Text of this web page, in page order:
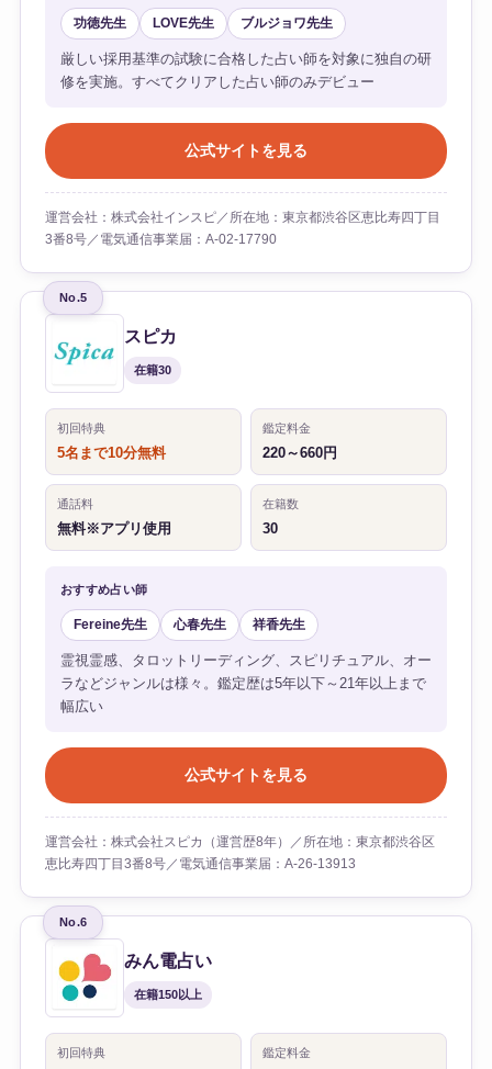
功徳先生 LOVE先生 ブルジョワ先生
厳しい採用基準の試験に合格した占い師を対象に独自の研
修を実施。すべてクリアした占い師のみデビュー
公式サイトを見る
運営会社：株式会社インスピ／所在地：東京都渋谷区恵比寿四丁目
3番8号／電気通信事業届：A-02-17790
No.5
スピカ
在籍30
初回特典
5名まで10分無料
鑑定料金
220～660円
通話料
無料※アプリ使用
在籍数
30
おすすめ占い師
Fereine先生 心春先生 祥香先生
霊視霊感、タロットリーディング、スピリチュアル、オー
ラなどジャンルは様々。鑑定歴は5年以下～21年以上まで
幅広い
公式サイトを見る
運営会社：株式会社スピカ（運営歴8年）／所在地：東京都渋谷区
恵比寿四丁目3番8号／電気通信事業届：A-26-13913
No.6
みん電占い
在籍150以上
初回特典 鑑定料金